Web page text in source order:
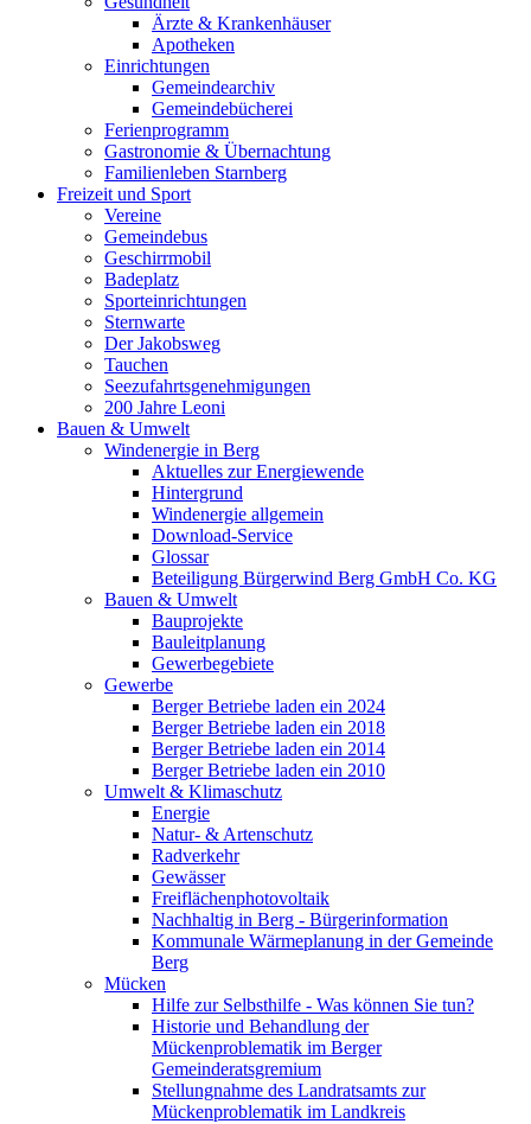
Ärzte & Krankenhäuser
Apotheken
Einrichtungen
Gemeindearchiv
Gemeindebücherei
Ferienprogramm
Gastronomie & Übernachtung
Familienleben Starnberg
Freizeit und Sport
Vereine
Gemeindebus
Geschirrmobil
Badeplatz
Sporteinrichtungen
Sternwarte
Der Jakobsweg
Tauchen
Seezufahrtsgenehmigungen
200 Jahre Leoni
Bauen & Umwelt
Windenergie in Berg
Aktuelles zur Energiewende
Hintergrund
Windenergie allgemein
Download-Service
Glossar
Beteiligung Bürgerwind Berg GmbH Co. KG
Bauen & Umwelt
Bauprojekte
Bauleitplanung
Gewerbegebiete
Gewerbe
Berger Betriebe laden ein 2024
Berger Betriebe laden ein 2018
Berger Betriebe laden ein 2014
Berger Betriebe laden ein 2010
Umwelt & Klimaschutz
Energie
Natur- & Artenschutz
Radverkehr
Gewässer
Freiflächenphotovoltaik
Nachhaltig in Berg - Bürgerinformation
Kommunale Wärmeplanung in der Gemeinde
Berg
Mücken
Hilfe zur Selbsthilfe - Was können Sie tun?
Historie und Behandlung der
Mückenproblematik im Berger
Gemeinderatsgremium
Stellungnahme des Landratsamts zur
Mückenproblematik im Landkreis